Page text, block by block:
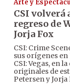
Arte y
CSI volverá
regreso de
Jorja Fox
CSI: Crime
sus orígenes en
CSI: Vegas, en
originales de
Petersen y Jorja